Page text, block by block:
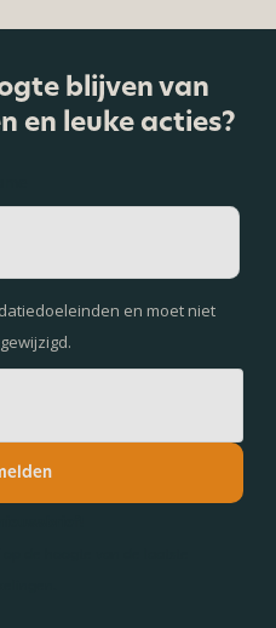
blijven van
en leuke acties?
en moet niet